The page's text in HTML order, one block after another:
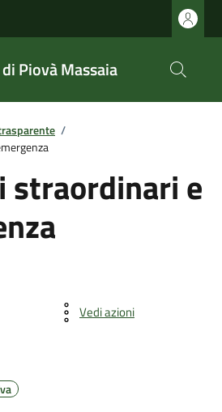
Piovà Massaia
/
straordinari e
Vedi azioni